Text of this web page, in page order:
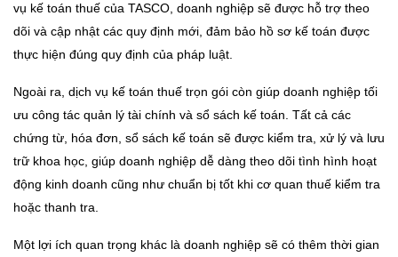
vụ kế toán thuế của TASCO, doanh nghiệp sẽ được hỗ trợ theo
dõi và cập nhật các quy định mới, đảm bảo hồ sơ kế toán được
thực hiện đúng quy định của pháp luật.
Ngoài ra, dịch vụ kế toán thuế trọn gói còn giúp doanh nghiệp tối
ưu công tác quản lý tài chính và sổ sách kế toán. Tất cả các
chứng từ, hóa đơn, sổ sách kế toán sẽ được kiểm tra, xử lý và lưu
trữ khoa học, giúp doanh nghiệp dễ dàng theo dõi tình hình hoạt
động kinh doanh cũng như chuẩn bị tốt khi cơ quan thuế kiểm tra
hoặc thanh tra.
Một lợi ích quan trọng khác là doanh nghiệp sẽ có thêm thời gian